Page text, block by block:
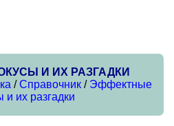
И ИХ РАЗГАДКИ
/Справочник/ Эффектные
и их разгадки